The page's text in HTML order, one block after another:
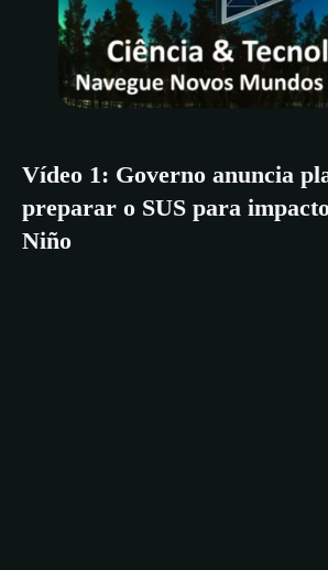
Vídeo 1: Governo anuncia
preparar o SUS para
Niño